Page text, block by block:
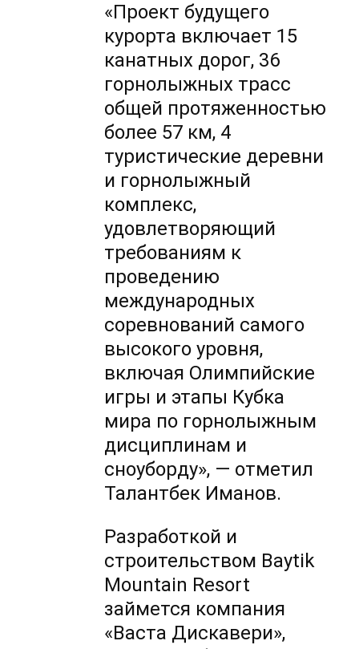
«Проект будущего
курорта включает 15
канатных дорог, 36
горнолыжных трасс
общей протяженностью
более 57 км, 4
туристические деревни
и горнолыжный
комплекс,
удовлетворяющий
требованиям к
проведению
международных
соревнований самого
высокого уровня,
включая Олимпийские
игры и этапы Кубка
мира по горнолыжным
дисциплинам и
сноуборду», — отметил
Талантбек Иманов.
Разработкой и
строительством Baytik
Mountain Resort
займется компания
«Васта Дискавери»,